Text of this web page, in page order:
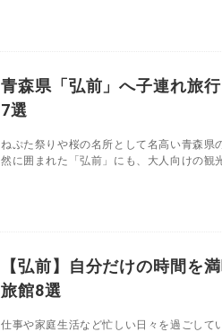
青森県「弘前」へ子連れ旅
7選
ねぷた祭りや桜の名所として名高い青森県
然に囲まれた「弘前」にも、大人向けの観
【弘前】自分だけの時間を
旅館8選
仕事や家庭生活など忙しい日々を過ごして